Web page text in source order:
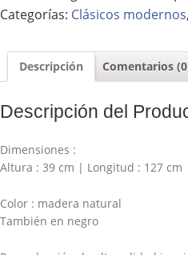
Categorías: Clásicos modernos,
Descripción Comentarios
Descripción del
Dimensiones :
Altura : 39 cm | Longitud : 127
Color : madera natural
También en negro